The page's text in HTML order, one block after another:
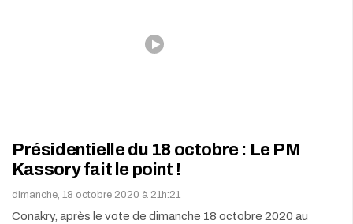
Présidentielle du 18 octobre : Le PM
Kassory fait le point !
dimanche, 18 octobre 2020 à 21h:21
Conakry, après le vote de dimanche 18 octobre 2020 au